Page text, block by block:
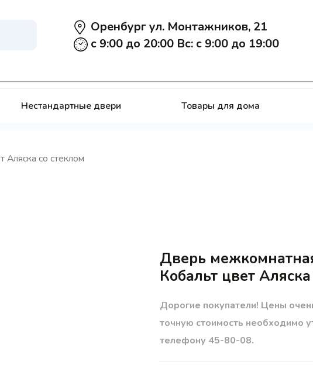
​ Оренбург ул. Монтажников, 21
​ с 9:00 до 20:00 Вс: с 9:00 до 19:00
Нестандартные двери Товары для дома
Аляска со стеклом
Дверь
Кобальт цвет
Дорогие покупатели! Цены
точную стоимость необходимо
телефону 45-80-08.